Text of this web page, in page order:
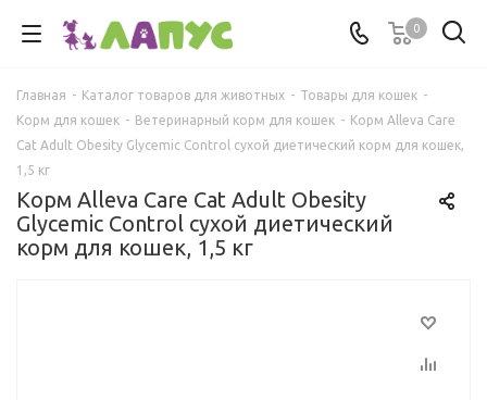
0
Главная - Каталог товаров для животных - Товары для кошек -
Корм для кошек - Ветеринарный корм для кошек - Корм Alleva Care
Cat Adult Obesity Glycemic Control сухой диетический корм для кошек,
1,5 кг
Корм Alleva Care Cat Adult Obesity
Glycemic Control сухой диетический
корм для кошек, 1,5 кг